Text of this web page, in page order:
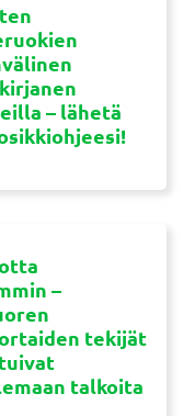
– lähetä
–
tekijät
talkoita